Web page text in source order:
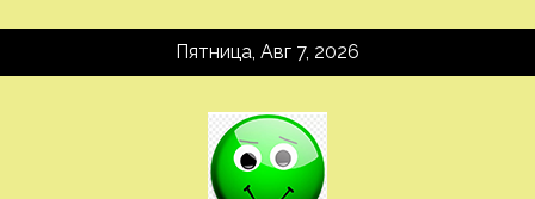
Пятница, Авг 7, 2026